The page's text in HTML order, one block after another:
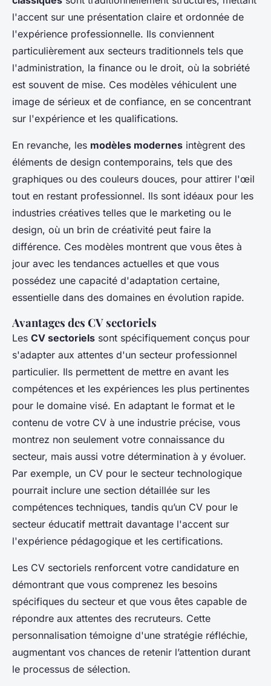
l'accent sur une présentation claire et ordonnée de
l'expérience professionnelle. Ils conviennent
particulièrement aux secteurs traditionnels tels que
l'administration, la finance ou le droit, où la sobriété
est souvent de mise. Ces modèles véhiculent une
image de sérieux et de confiance, en se concentrant
sur l'expérience et les qualifications.
En revanche, les modèles modernes intègrent des
éléments de design contemporains, tels que des
graphiques ou des couleurs douces, pour attirer l'œil
tout en restant professionnel. Ils sont idéaux pour les
industries créatives telles que le marketing ou le
design, où un brin de créativité peut faire la
différence. Ces modèles montrent que vous êtes à
jour avec les tendances actuelles et que vous
possédez une capacité d'adaptation certaine,
essentielle dans des domaines en évolution rapide.
Avantages des CV sectoriels
Les CV sectoriels sont spécifiquement conçus pour
s'adapter aux attentes d'un secteur professionnel
particulier. Ils permettent de mettre en avant les
compétences et les expériences les plus pertinentes
pour le domaine visé. En adaptant le format et le
contenu de votre CV à une industrie précise, vous
montrez non seulement votre connaissance du
secteur, mais aussi votre détermination à y évoluer.
Par exemple, un CV pour le secteur technologique
pourrait inclure une section détaillée sur les
compétences techniques, tandis qu’un CV pour le
secteur éducatif mettrait davantage l'accent sur
l'expérience pédagogique et les certifications.
Les CV sectoriels renforcent votre candidature en
démontrant que vous comprenez les besoins
spécifiques du secteur et que vous êtes capable de
répondre aux attentes des recruteurs. Cette
personnalisation témoigne d'une stratégie réfléchie,
augmentant vos chances de retenir l’attention durant
le processus de sélection.